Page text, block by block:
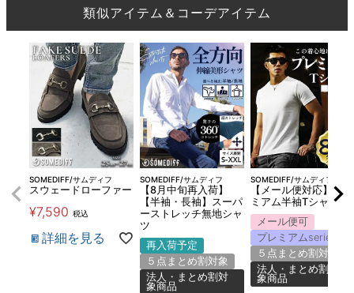
類似アイテム＆コーデアイテム
SOMEDIFF/サムディフ
スウェードローファー
¥7,590 税込
詳細を見る
SOMEDIFF/サムディフ
【8月中旬再入荷】
【半袖・長袖】スーパ
ーストレッチ無地シャ
ツ
再入荷予定
５点まとめ割対象
法人・まとめ割対
象商品
SOMEDIFF/サムディフ
【メール便対応】プレ
ミアム半袖Tシャツ
メール便可
プレミアムseries
５点まとめ割対象
法人・まとめ割対
象商品